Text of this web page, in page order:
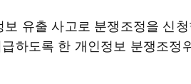
유출 사고로 분쟁조정을 신
하도록 한 개인정보 분쟁조정